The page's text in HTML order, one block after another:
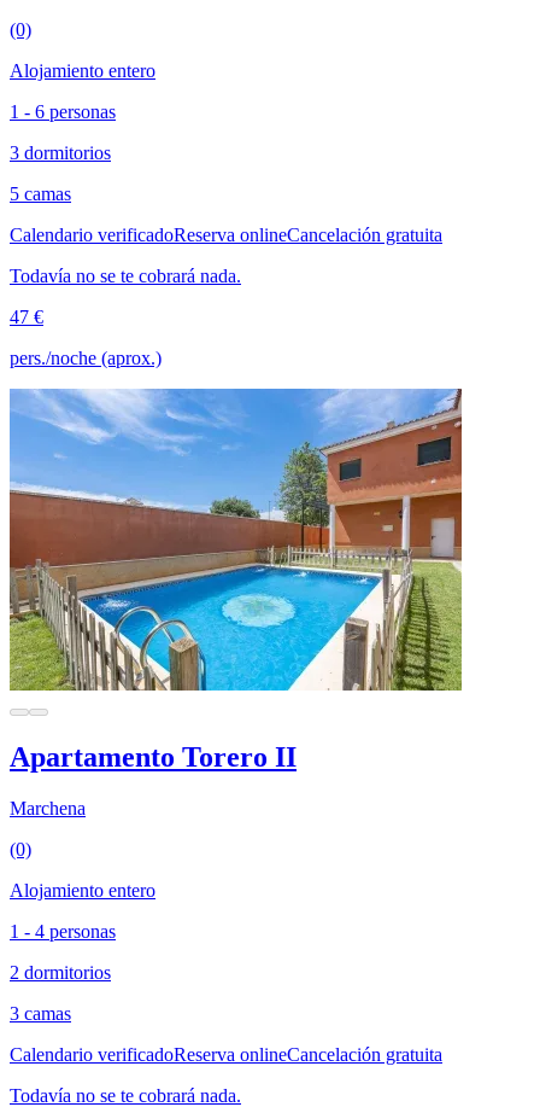
(0)
Alojamiento entero
1 - 6 personas
3 dormitorios
5 camas
Calendario verificadoReserva onlineCancelación gratuita
Todavía no se te cobrará nada.
47 €
pers./noche (aprox.)
Apartamento Torero II
Marchena
(0)
Alojamiento entero
1 - 4 personas
2 dormitorios
3 camas
Calendario verificadoReserva onlineCancelación gratuita
Todavía no se te cobrará nada.